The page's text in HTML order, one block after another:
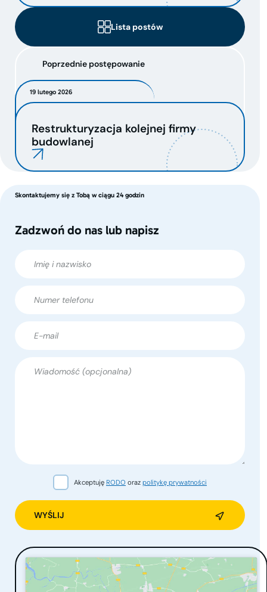
Poprzednie postępowanie
19 lutego 2026
Restrukturyzacja kolejnej firmy
budowlanej
Lista postów
Skontaktujemy się z Tobą w ciągu 24 godzin
Zadzwoń do nas lub napisz
Akceptuję RODO oraz politykę prywatności